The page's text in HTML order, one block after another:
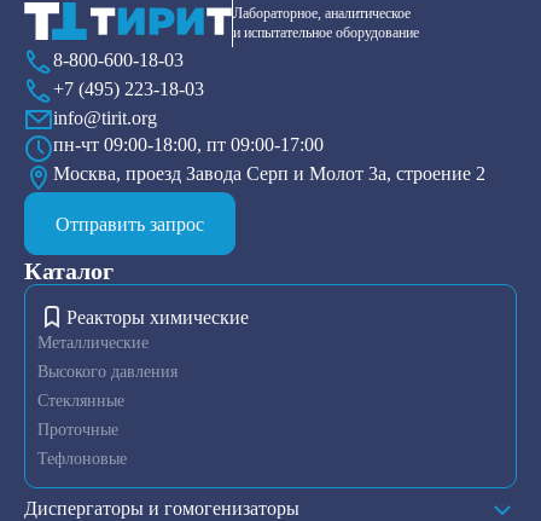
Лабораторное, аналитическое
и испытательное оборудование
8-800-600-18-03
+7 (495) 223-18-03
info@tirit.org
пн-чт 09:00-18:00, пт 09:00-17:00
Москва, проезд Завода Серп и Молот 3а, строение 2
Отправить запрос
Каталог
Реакторы химические
Металлические
Высокого давления
Стеклянные
Проточные
Тефлоновые
Диспергаторы и гомогенизаторы